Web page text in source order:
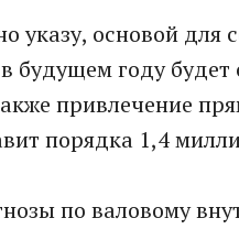
указу, основой
в будущем году
привлечение
порядка 1,4
по валовому